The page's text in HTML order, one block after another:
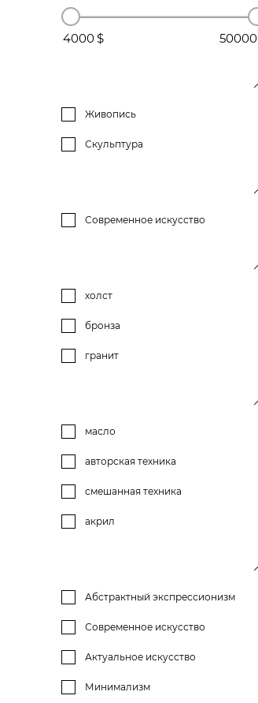
4000 50000
Живопись
Скульптура
Современное искусство
холст
бронза
гранит
масло
авторская техника
смешанная техника
акрил
Абстрактный экспрессионизм
Современное искусство
Актуальное искусство
Минимализм